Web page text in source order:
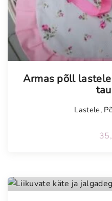
Armas põll
Lastele,